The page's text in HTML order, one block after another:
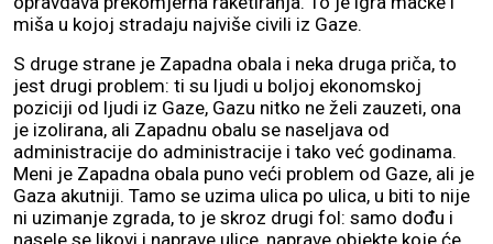
miša u kojoj stradaju najviše civili iz Gaze.
S druge strane je Zapadna obala i neka druga priča, to
jest drugi problem: ti su ljudi u boljoj ekonomskoj
poziciji od ljudi iz Gaze, Gazu nitko ne želi zauzeti, ona
je izolirana, ali Zapadnu obalu se naseljava od
administracije do administracije i tako već godinama.
Meni je Zapadna obala puno veći problem od Gaze, ali je
Gaza akutniji. Tamo se uzima ulica po ulica, u biti to nije
ni uzimanje zgrada, to je skroz drugi fol: samo dođu i
nasele se likovi i naprave ulice, naprave objekte koje će